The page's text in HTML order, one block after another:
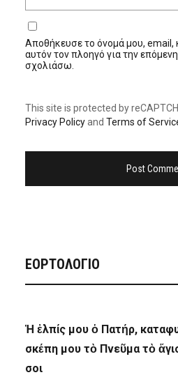
Αποθήκευσε το όνομά μου, email,
αυτόν τον πλοηγό για την
σχολιάσω.
This site is protected by
Privacy Policyand Terms of
ΕΟΡΤΟΛΟΓΙΟ
Ἡ ἐλπίς μου ὁ Πατήρ,
σκέπη μου τὸ Πνεῦμα τὸ
σοι